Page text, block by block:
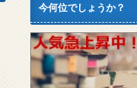
今何位でしょうか？